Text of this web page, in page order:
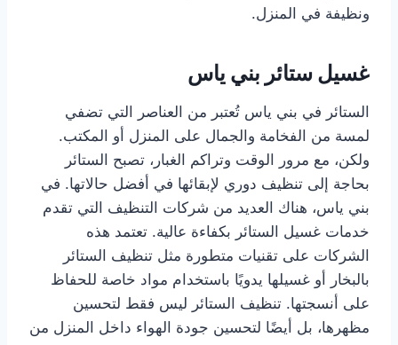
ونظيفة في المنزل.
غسيل ستائر بني ياس
الستائر في بني ياس تُعتبر من العناصر التي تضفي
لمسة من الفخامة والجمال على المنزل أو المكتب.
ولكن، مع مرور الوقت وتراكم الغبار، تصبح الستائر
بحاجة إلى تنظيف دوري لإبقائها في أفضل حالاتها. في
بني ياس، هناك العديد من شركات التنظيف التي تقدم
خدمات غسيل الستائر بكفاءة عالية. تعتمد هذه
الشركات على تقنيات متطورة مثل تنظيف الستائر
بالبخار أو غسيلها يدويًا باستخدام مواد خاصة للحفاظ
على أنسجتها. تنظيف الستائر ليس فقط لتحسين
مظهرها، بل أيضًا لتحسين جودة الهواء داخل المنزل من